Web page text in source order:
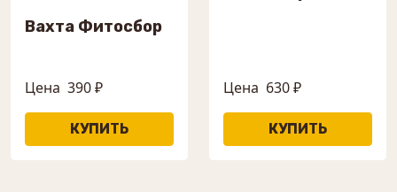
Вахта Фитосбор
Цена 390 ₽ Цена 630 ₽